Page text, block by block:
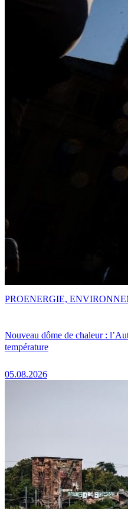
Nouveau dôme de chaleur :
température
05.08.2026
PROENERGIE,